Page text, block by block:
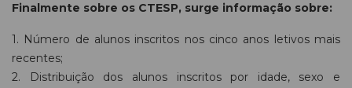
Finalmente sobre os CTESP, surge informação sobre:
1. Número de alunos inscritos nos cinco anos letivos mais
recentes;
2. Distribuição dos alunos inscritos por idade, sexo e